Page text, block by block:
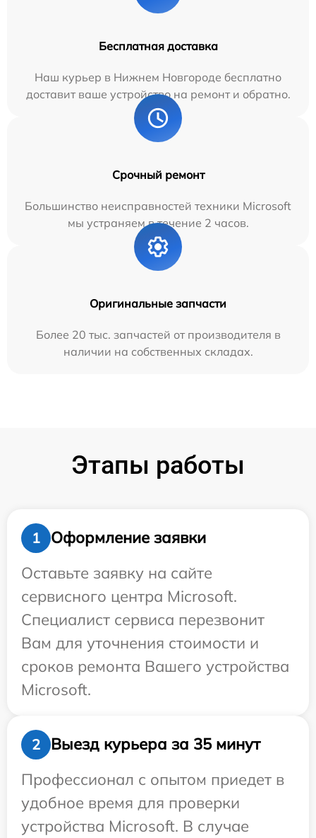
Бесплатная доставка
Наш курьер в Нижнем Новгороде бесплатно
доставит ваше устройство на ремонт и обратно.
Срочный ремонт
Большинство неисправностей техники Microsoft
мы устраняем в течение 2 часов.
Оригинальные запчасти
Более 20 тыс. запчастей от производителя в
наличии на собственных складах.
Этапы работы
1
Оформление заявки
Оставьте заявку на сайте
сервисного центра Microsoft.
Специалист сервиса перезвонит
Вам для уточнения стоимости и
сроков ремонта Вашего устройства
Microsoft.
2
Выезд курьера за 35 минут
Профессионал с опытом приедет в
удобное время для проверки
устройства Microsoft. В случае